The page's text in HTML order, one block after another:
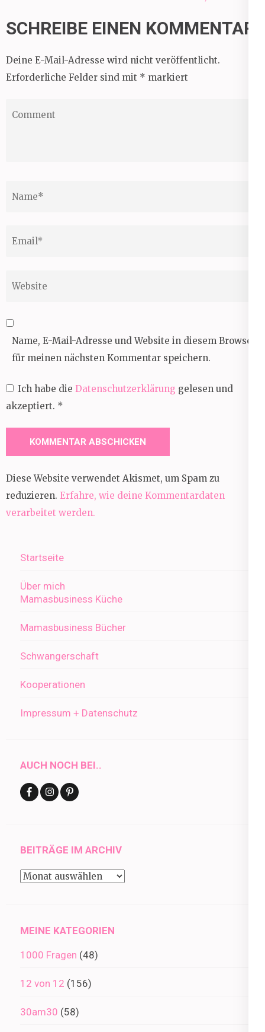
SCHREIBE EINEN KOMMENTAR
Deine E-Mail-Adresse wird nicht veröffentlicht.
Erforderliche Felder sind mit * markiert
Name, E-Mail-Adresse und Website in diesem Browser
für meinen nächsten Kommentar speichern.
Ich habe die Datenschutzerklärung gelesen und
akzeptiert. *
Diese Website verwendet Akismet, um Spam zu
reduzieren. Erfahre, wie deine Kommentardaten
verarbeitet werden.
Startseite
Über mich
Mamasbusiness Küche
Mamasbusiness Bücher
Schwangerschaft
Kooperationen
Impressum + Datenschutz
AUCH NOCH BEI..
BEITRÄGE IM ARCHIV
Beiträge
MEINE KATEGORIEN
1000 Fragen (48)
12 von 12 (156)
30am30 (58)